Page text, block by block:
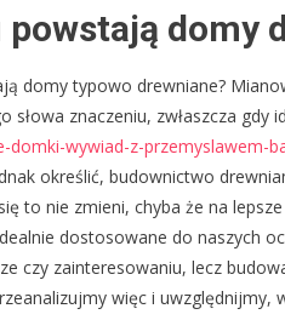
domy
domy typowo drewniane?
słowa znaczeniu, zwłaszcza
wywiad-z-przemyslawem-
określić, budownictwo
to nie zmieni, chyba że na
dostosowane do naszych
czy zainteresowaniu, lecz
więc i